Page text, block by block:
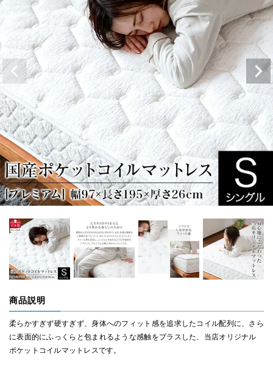
商品説明
柔らかすぎず硬すぎず、身体へのフィット感を追求したコイル配列に、さら
に表面的にふっくらと包まれるような感触をプラスした、当店オリジナル
ポケットコイルマットレスです。